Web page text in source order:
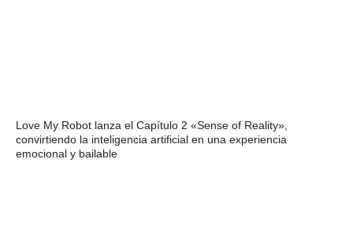
Love My Robot lanza el Capítulo 2 «Sense of Reality»,
convirtiendo la inteligencia artificial en una experiencia
emocional y bailable